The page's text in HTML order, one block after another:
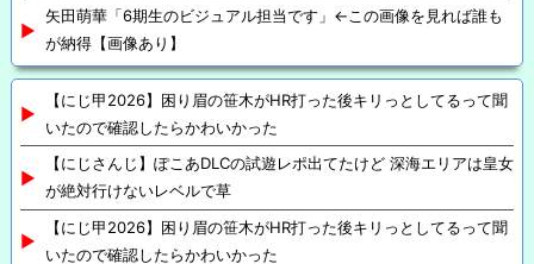
矢田萌華「6期生のビジュアル担当です」←この画像を見れば誰も
が納得【画像あり】
【にじ甲2026】困り眉の笹木がHR打った後キリっとしてるって聞
いたので確認したらかわいかった
【にじさんじ】ぽこあDLCの試遊レポ出てたけど 深海エリアは皇女
が絶対行けないレベルで草
【にじ甲2026】困り眉の笹木がHR打った後キリっとしてるって聞
いたので確認したらかわいかった